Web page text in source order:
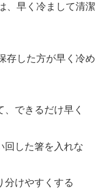
、早く冷まして清潔
存した方が早く冷め
できるだけ早く
回した箸を入れな
分けやすくする